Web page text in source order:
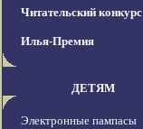
Читательский конкурс
Илья-Премия
ДЕТЯМ
Электронные пампасы